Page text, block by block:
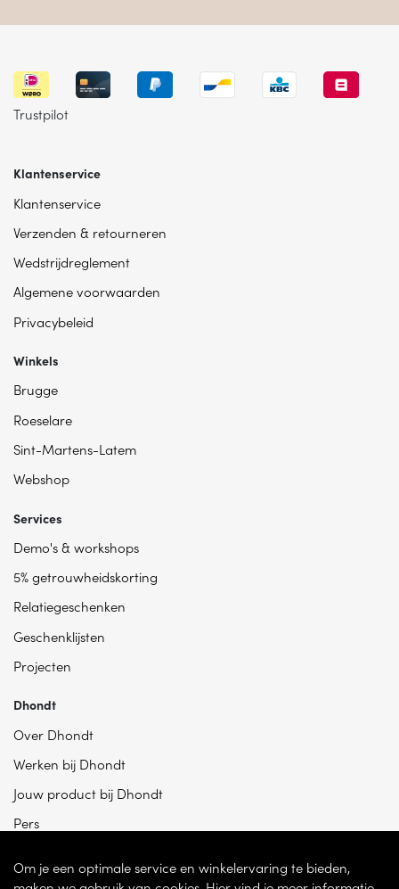
Trustpilot
Klantenservice
Klantenservice
Verzenden & retourneren
Wedstrijdreglement
Algemene voorwaarden
Privacybeleid
Winkels
Brugge
Roeselare
Sint-Martens-Latem
Webshop
Services
Demo's & workshops
5% getrouwheidskorting
Relatiegeschenken
Geschenklijsten
Projecten
Dhondt
Over Dhondt
Werken bij Dhondt
Jouw product bij Dhondt
Pers
Om je een optimale service en winkelervaring te bieden,